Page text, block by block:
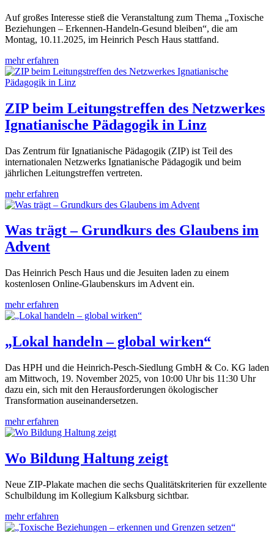
Auf großes Interesse stieß die Veranstaltung zum Thema „Toxische
Beziehungen – Erkennen-Handeln-Gesund bleiben“, die am
Montag, 10.11.2025, im Heinrich Pesch Haus stattfand.
mehr erfahren
ZIP beim Leitungstreffen des Netzwerkes
Ignatianische Pädagogik in Linz
Das Zentrum für Ignatianische Pädagogik (ZIP) ist Teil des
internationalen Netzwerks Ignatianische Pädagogik und beim
jährlichen Leitungstreffen vertreten.
mehr erfahren
Was trägt – Grundkurs des Glaubens im
Advent
Das Heinrich Pesch Haus und die Jesuiten laden zu einem
kostenlosen Online-Glaubenskurs im Advent ein.
mehr erfahren
„Lokal handeln – global wirken“
Das HPH und die Heinrich-Pesch-Siedlung GmbH & Co. KG laden
am Mittwoch, 19. November 2025, von 10:00 Uhr bis 11:30 Uhr
dazu ein, sich mit den Herausforderungen ökologischer
Transformation auseinandersetzen.
mehr erfahren
Wo Bildung Haltung zeigt
Neue ZIP-Plakate machen die sechs Qualitätskriterien für exzellente
Schulbildung im Kollegium Kalksburg sichtbar.
mehr erfahren